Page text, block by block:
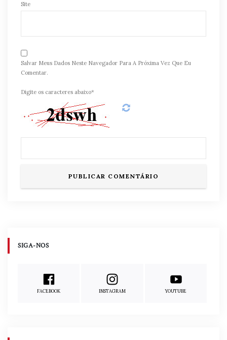
Site
Salvar Meus Dados Neste Navegador Para A Próxima Vez Que Eu
Comentar.
Digite os caracteres abaixo*
SIGA-NOS
FACEBOOK INSTAGRAM YOUTUBE